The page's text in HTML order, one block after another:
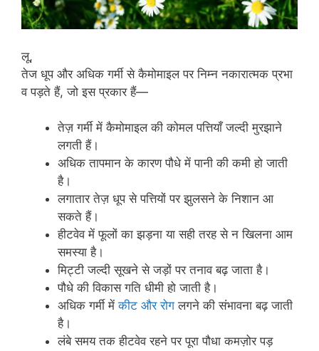
लू,
तेज धूप और अधिक गर्मी से कैमोमाइल पर निम्न नकारात्मक प्रभा
व पड़ते हैं, जो इस प्रकार हैं—
तेज़ गर्मी में कैमोमाइल की कोमल पत्तियाँ जल्दी मुरझाने
लगती हैं।
अधिक तापमान के कारण पौधे में पानी की कमी हो जाती
है।
लगातार तेज़ धूप से पत्तियों पर झुलसने के निशान आ
सकते हैं।
हीटवेव में फूलों का झड़ना या सही तरह से न खिलना आम
समस्या है।
मिट्टी जल्दी सूखने से जड़ों पर तनाव बढ़ जाता है।
पौधे की विकास गति धीमी हो जाती है।
अधिक गर्मी मेंकीट और रोग लगने की संभावना बढ़ जाती
है।
लंबे समय तक हीटवेव रहने पर पूरा पौधा कमज़ोर पड़